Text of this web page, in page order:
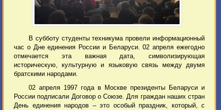
В субботу студенты техникума провели информационный
час о Дне единения России и Беларуси. 02 апреля ежегодно
отмечается эта важная дата, символизирующая
историческую, культурную и языковую связь между двумя
братскими народами.
02 апреля 1997 года в Москве президенты Беларуси и
России подписали Договор о Союзе. Для граждан наших стран
День единения народов – это особый праздник, который, с